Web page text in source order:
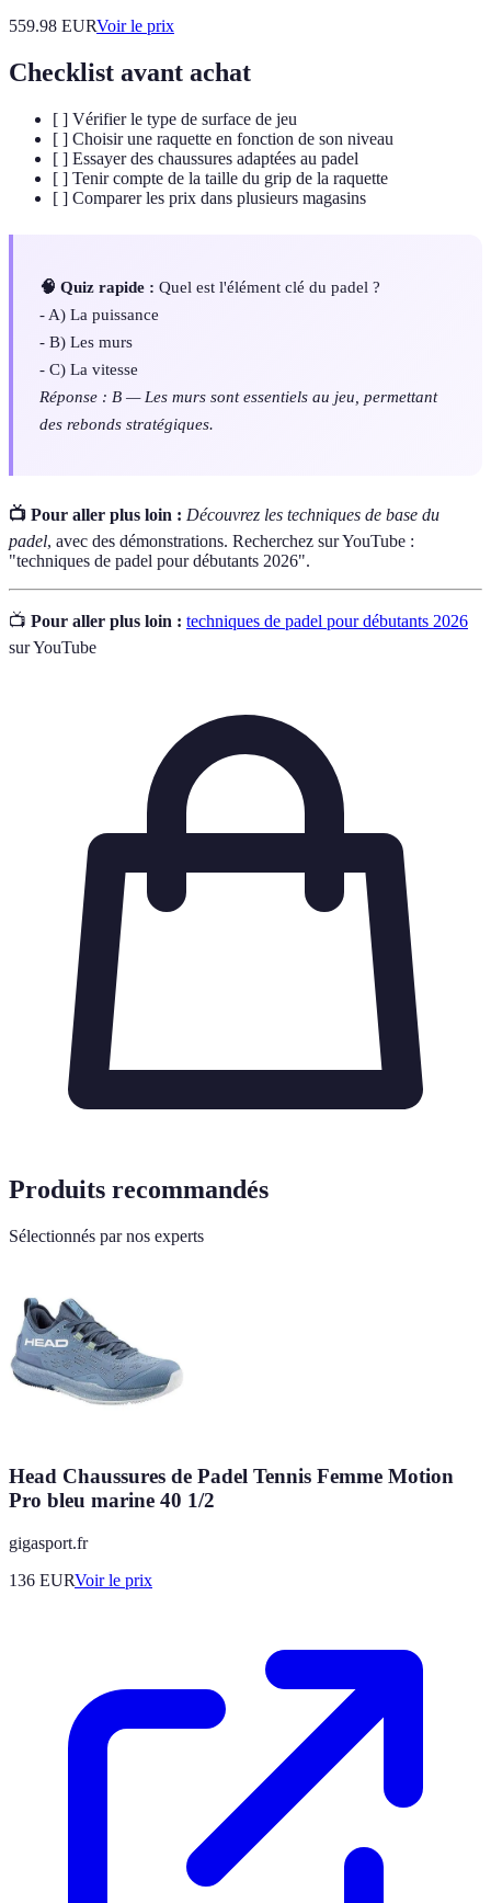
559.98 EURVoir le prix
Checklist avant achat
[ ] Vérifier le type de surface de jeu
[ ] Choisir une raquette en fonction de son niveau
[ ] Essayer des chaussures adaptées au padel
[ ] Tenir compte de la taille du grip de la raquette
[ ] Comparer les prix dans plusieurs magasins
🧠 Quiz rapide : Quel est l'élément clé du padel ?
- A) La puissance
- B) Les murs
- C) La vitesse
Réponse : B — Les murs sont essentiels au jeu, permettant
des rebonds stratégiques.
📺 Pour aller plus loin : Découvrez les techniques de base du
padel, avec des démonstrations. Recherchez sur YouTube :
"techniques de padel pour débutants 2026".
📺 Pour aller plus loin : techniques de padel pour débutants 2026
sur YouTube
Produits recommandés
Sélectionnés par nos experts
Head Chaussures de Padel Tennis Femme Motion
Pro bleu marine 40 1/2
gigasport.fr
136 EURVoir le prix